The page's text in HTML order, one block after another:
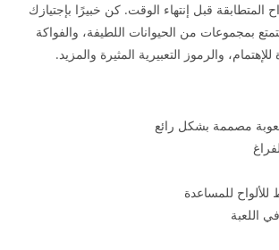
المتطابقة قبل إنتهاء الوقت. كن خبيرًا بإجتيازك
بمجموعات من الحيوانات اللطيفة، والفواكة
للإهتمام، والرموز التعبيرية المثيرة والمزيد.
مصممة بشكل رائع
للمساعدة
اللعبة